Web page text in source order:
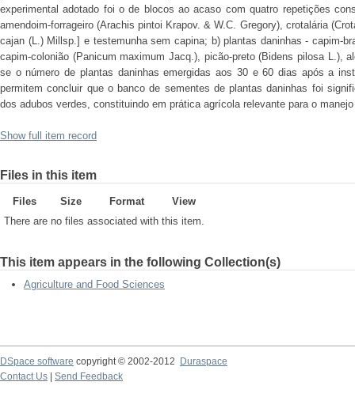
experimental adotado foi o de blocos ao acaso com quatro repetições
amendoim-forrageiro (Arachis pintoi Krapov. & W.C. Gregory), crotalária
cajan (L.) Millsp.] e testemunha sem capina; b) plantas daninhas - capim-
capim-colonião (Panicum maximum Jacq.), picão-preto (Bidens pilosa L.),
se o número de plantas daninhas emergidas aos 30 e 60 dias após a
permitem concluir que o banco de sementes de plantas daninhas foi
dos adubos verdes, constituindo em prática agrícola relevante para o
Show full item record
Files in this item
Files Size Format
View
There are no files associated with this item.
This item appears in the following Collection(s)
Agriculture and Food Sciences
DSpace software copyright © 2002-2012
Duraspace
Contact Us
Send Feedback